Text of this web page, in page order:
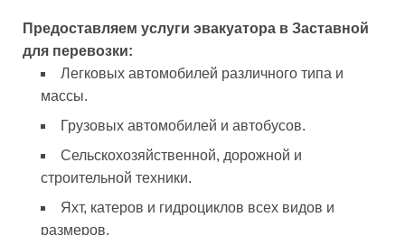
Предоставляем услуги эвакуатора в Заставной
для перевозки:
Легковых автомобилей различного типа и
массы.
Грузовых автомобилей и автобусов.
Сельскохозяйственной, дорожной и
строительной техники.
Яхт, катеров и гидроциклов всех видов и
размеров.